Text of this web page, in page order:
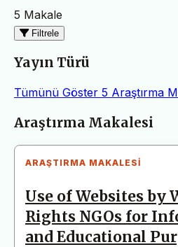
5 Makale
Filtrele
Yayın Türü
Tümünü Göster 5 Araştırma
Makaleler
Araştırma Makalesi
ARAŞTIRMA MAKALESI
Use of Websites by
Rights NGOs for
and Educational